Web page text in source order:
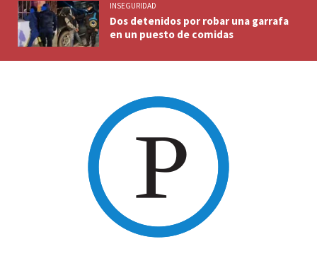
INSEGURIDAD
Dos detenidos por robar una garrafa
en un puesto de comidas